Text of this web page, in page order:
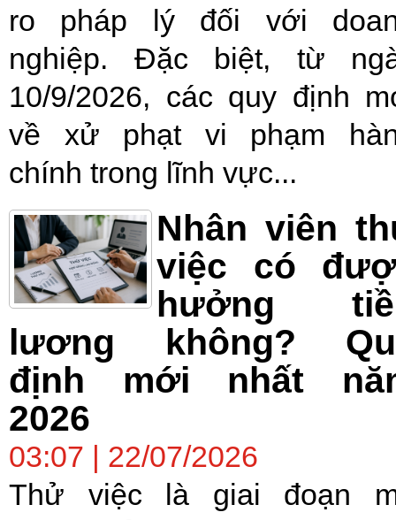
ro pháp lý đối với
nghiệp. Đặc biệt, từ
10/9/2026, các quy định
về xử phạt vi phạm
chính trong lĩnh vực...
Nhân viên
việc có
hưởng
lương không?
định mới nhất
2026
03:07 | 22/07/2026
Thử việc là giai đoạn